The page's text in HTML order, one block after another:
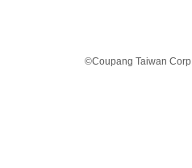
©Coupang Taiwan